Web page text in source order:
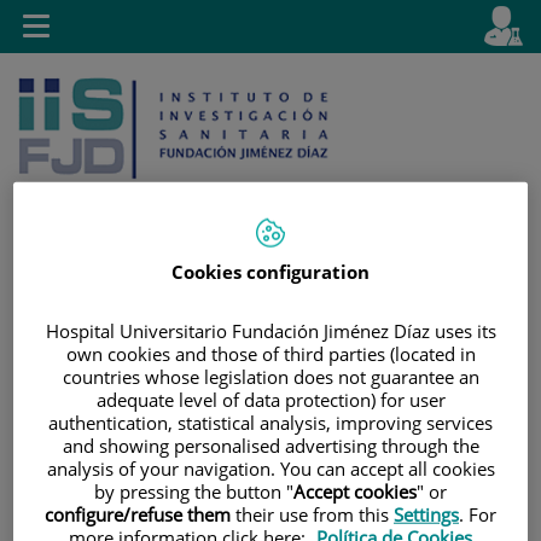
Saltar al contenido
contenido
activo
es
Toggle
navigation
Cookies configuration
Hospital Universitario Fundación Jiménez Díaz uses its
own cookies and those of third parties (located in
countries whose legislation does not guarantee an
adequate level of data protection) for user
authentication, statistical analysis, improving services
and showing personalised advertising through the
analysis of your navigation. You can accept all cookies
by pressing the button "Accept cookies" or
configure/refuse them their use from this Settings. For